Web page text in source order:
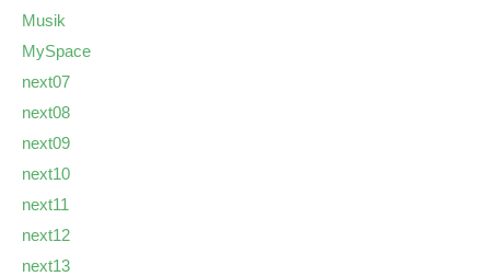
Musik
MySpace
next07
next08
next09
next10
next11
next12
next13